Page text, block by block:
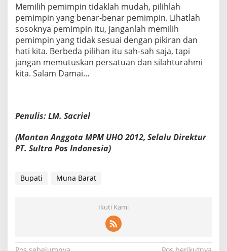
Memilih pemimpin tidaklah mudah, pilihlah
pemimpin yang benar-benar pemimpin. Lihatlah
sosoknya pemimpin itu, janganlah memilih
pemimpin yang tidak sesuai dengan pikiran dan
hati kita. Berbeda pilihan itu sah-sah saja, tapi
jangan memutuskan persatuan dan silahturahmi
kita. Salam Damai…
Penulis: LM. Sacriel
(Mantan Anggota MPM UHO 2012, Selalu Direktur
PT. Sultra Pos Indonesia)
Bupati Muna Barat
Ikuti Kami